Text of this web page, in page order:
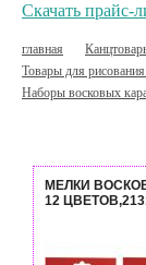
Скачать прайс-
главная
Товары для
Наборы восковых
МЕЛКИ
12